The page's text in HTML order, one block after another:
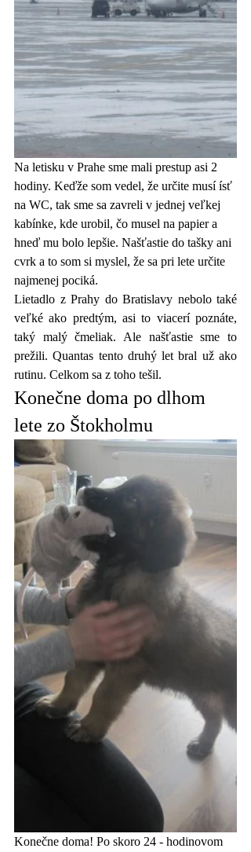
Na letisku v Prahe sme mali prestup asi 2
hodiny. Keďže som vedel, že určite musí ísť
na WC, tak sme sa zavreli v jednej veľkej
kabínke, kde urobil, čo musel na papier a
hneď mu bolo lepšie. Našťastie do tašky ani
cvrk a to som si myslel, že sa pri lete určite
najmenej pociká.
Lietadlo z Prahy do Bratislavy nebolo také
veľké ako predtým, asi to viacerí poznáte,
taký malý čmeliak. Ale našťastie sme to
prežili. Quantas tento druhý let bral už ako
rutinu. Celkom sa z toho tešil.
Konečne doma po dlhom
lete zo Štokholmu
Konečne doma! Po skoro 24 - hodinovom